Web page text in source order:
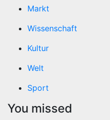
Markt
Wissenschaft
Kultur
Welt
Sport
You missed